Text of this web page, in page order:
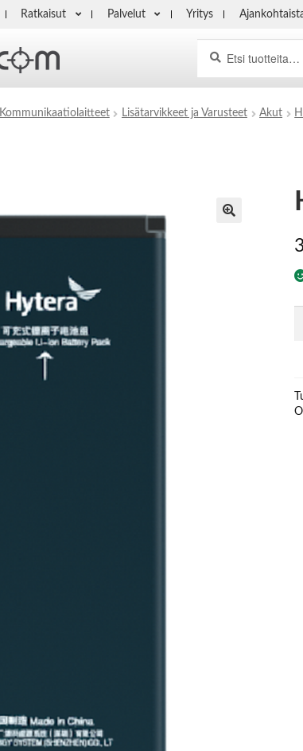
Ratkaisut Palvelut Yritys
Kommunikaatiolaitteet Lisätarvikkeet ja Varusteet Akut